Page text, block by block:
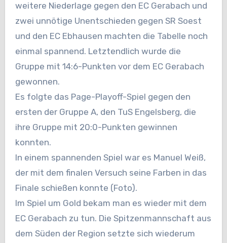
weitere Niederlage gegen den EC Gerabach und
zwei unnötige Unentschieden gegen SR Soest
und den EC Ebhausen machten die Tabelle noch
einmal spannend. Letztendlich wurde die
Gruppe mit 14:6-Punkten vor dem EC Gerabach
gewonnen.
Es folgte das Page-Playoff-Spiel gegen den
ersten der Gruppe A, den TuS Engelsberg, die
ihre Gruppe mit 20:0-Punkten gewinnen
konnten.
In einem spannenden Spiel war es Manuel Weiß,
der mit dem finalen Versuch seine Farben in das
Finale schießen konnte (Foto).
Im Spiel um Gold bekam man es wieder mit dem
EC Gerabach zu tun. Die Spitzenmannschaft aus
dem Süden der Region setzte sich wiederum